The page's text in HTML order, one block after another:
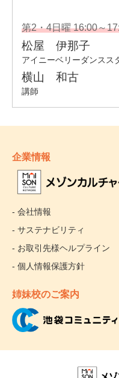
企業情報
- 会社情報
- サステナビリティ
- お取引先様ヘルプライン
- 個人情報保護方針
姉妹校のご案内